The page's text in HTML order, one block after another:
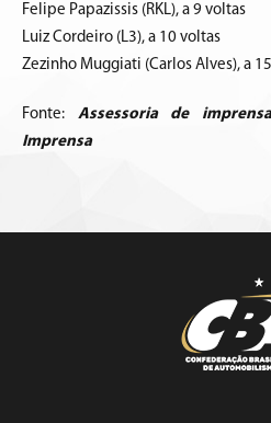
Felipe Papazissis (RKL), a 9 voltas
Luiz Cordeiro (L3), a 10 voltas
Zezinho Muggiati (Carlos Alves), a
Fonte: Assessoria de
Imprensa